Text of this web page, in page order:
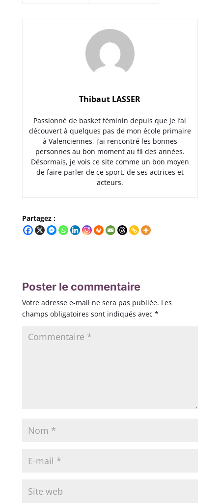
Thibaut LASSER
Passionné de basket féminin depuis que je l’ai
découvert à quelques pas de mon école primaire
à Valenciennes, j’ai rencontré les bonnes
personnes au bon moment au fil des années.
Désormais, je vois ce site comme un bon moyen
de faire parler de ce sport, de ses actrices et
acteurs.
Partagez :
Poster le commentaire
Votre adresse e-mail ne sera pas publiée. Les
champs obligatoires sont indiqués avec *